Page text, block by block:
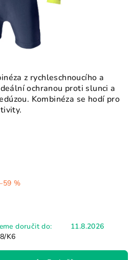
z rychleschnoucího a
ochranou proti slunci a
Kombinéza se hodí pro
%
doručit do:
11.8.2026
K6